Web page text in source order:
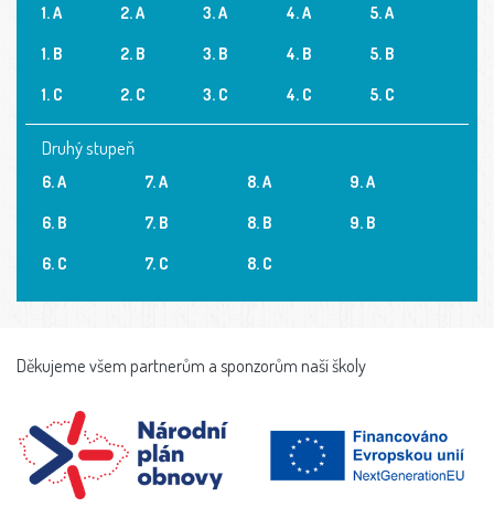
1. A
1. B
1. C
2. A
2. B
2. C
3. A
3. B
3. C
4. A
4. B
4. C
5. A
5. B
5. C
Druhý stupeň
6. A
6. B
6. C
7. A
7. B
7. C
8. A
8. B
8. C
9. A
9. B
Děkujeme všem partnerům a sponzorům naší školy